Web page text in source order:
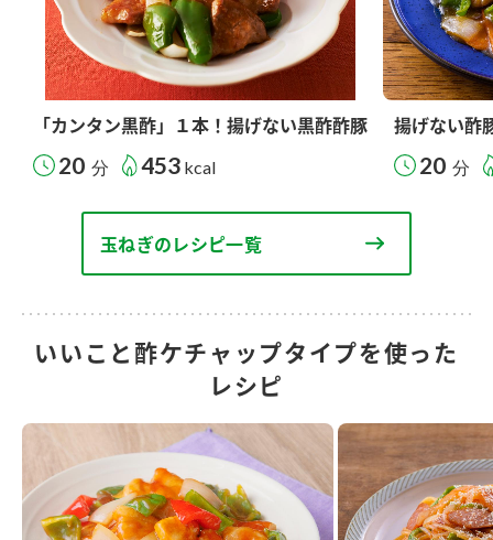
「カンタン黒酢」１本！揚げない黒酢酢豚
20 分 453 kcal
揚げない酢
20 分
玉ねぎのレシピ一覧
いいこと酢ケチャップタイプを使った
レシピ